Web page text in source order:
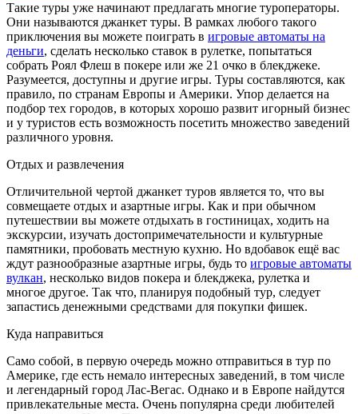
Такие туры уже начинают предлагать многие туроператоры.
Они называются джанкет туры. В рамках любого такого
приключения вы можете поиграть в игровые автоматы на
деньги, сделать несколько ставок в рулетке, попытаться
собрать Роял Флеш в покере или же 21 очко в блекджеке.
Разумеется, доступны и другие игры. Туры составляются, как
правило, по странам Европы и Америки. Упор делается на
подбор тех городов, в которых хорошо развит игорный бизнес
и у туристов есть возможность посетить множество заведений
различного уровня.
Отдых и развлечения
Отличительной чертой джанкет туров является то, что вы
совмещаете отдых и азартные игры. Как и при обычном
путешествии вы можете отдыхать в гостиницах, ходить на
экскурсии, изучать достопримечательности и культурные
памятники, пробовать местную кухню. Но вдобавок ещё вас
ждут разнообразные азартные игры, будь то игровые автоматы
вулкан, несколько видов покера и блекджека, рулетка и
многое другое. Так что, планируя подобный тур, следует
запастись денежными средствами для покупки фишек.
Куда направиться
Само собой, в первую очередь можно отправиться в тур по
Америке, где есть немало интересных заведений, в том числе
и легендарный город Лас-Вегас. Однако и в Европе найдутся
привлекательные места. Очень популярна среди любителей